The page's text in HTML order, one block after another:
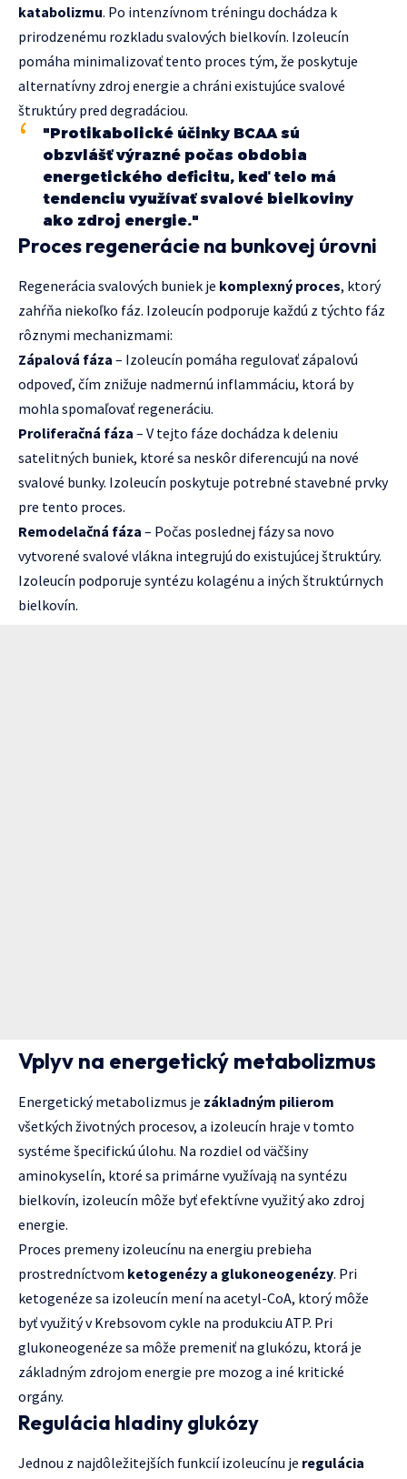
katabolizmu. Po intenzívnom tréningu dochádza k
prirodzenému rozkladu svalových bielkovín. Izoleucín
pomáha minimalizovať tento proces tým, že poskytuje
alternatívny zdroj energie a chráni existujúce svalové
štruktúry pred degradáciou.
"Protikabolické účinky BCAA sú
obzvlášť výrazné počas obdobia
energetického deficitu, keď telo má
tendenciu využívať svalové bielkoviny
ako zdroj energie."
Proces regenerácie na bunkovej úrovni
Regenerácia svalových buniek je komplexný proces, ktorý
zahŕňa niekoľko fáz. Izoleucín podporuje každú z týchto fáz
rôznymi mechanizmami:
Zápalová fáza – Izoleucín pomáha regulovať zápalovú
odpoveď, čím znižuje nadmernú inflammáciu, ktorá by
mohla spomaľovať regeneráciu.
Proliferačná fáza – V tejto fáze dochádza k deleniu
satelitných buniek, ktoré sa neskôr diferencujú na nové
svalové bunky. Izoleucín poskytuje potrebné stavebné prvky
pre tento proces.
Remodelačná fáza – Počas poslednej fázy sa novo
vytvorené svalové vlákna integrujú do existujúcej štruktúry.
Izoleucín podporuje syntézu kolagénu a iných štruktúrnych
bielkovín.
Vplyv na energetický metabolizmus
Energetický metabolizmus je základným pilierom
všetkých životných procesov, a izoleucín hraje v tomto
systéme špecifickú úlohu. Na rozdiel od väčšiny
aminokyselín, ktoré sa primárne využívają na syntézu
bielkovín, izoleucín môže byť efektívne využitý ako zdroj
energie.
Proces premeny izoleucínu na energiu prebieha
prostredníctvom ketogenézy a glukoneogenézy. Pri
ketogenéze sa izoleucín mení na acetyl-CoA, ktorý môže
byť využitý v Krebsovom cykle na produkciu ATP. Pri
glukoneogenéze sa môže premeniť na glukózu, ktorá je
základným zdrojom energie pre mozog a iné kritické
orgány.
Regulácia hladiny glukózy
Jednou z najdôležitejších funkcií izoleucínu je regulácia